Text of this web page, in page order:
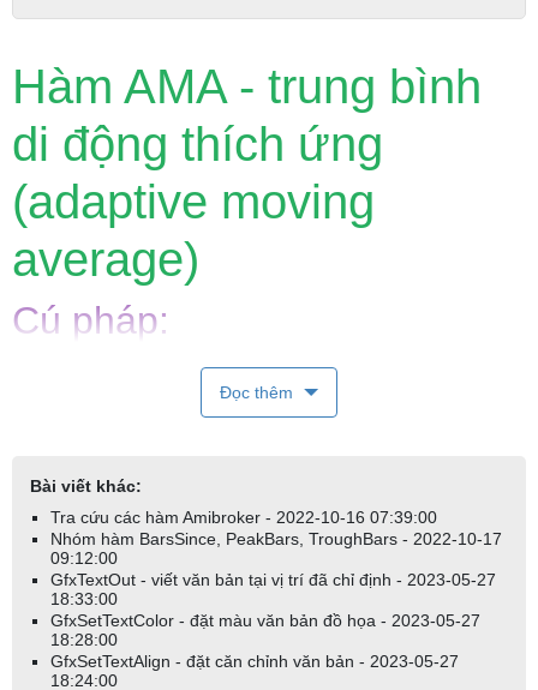
Hàm AMA - trung bình
di động thích ứng
(adaptive moving
average)
Cú pháp:
ama(ARRAY, SMOOTHINGFACTOR)
Giá trị trả về:
Chức năng:
Hàm ama tính toán trung bình di động thích ứng - tương tự như
EMA() nhưng hệ số làm mượt có thể biến thiên theo thời gian
(mảng).
Ví dụ:
Đọc thêm
Bài viết khác:
Tra cứu các hàm Amibroker - 2022-10-16 07:39:00
Nhóm hàm BarsSince, PeakBars, TroughBars - 2022-10-17
09:12:00
GfxTextOut - viết văn bản tại vị trí đã chỉ định - 2023-05-27
18:33:00
GfxSetTextColor - đặt màu văn bản đồ họa - 2023-05-27
18:28:00
GfxSetTextAlign - đặt căn chỉnh văn bản - 2023-05-27
18:24:00